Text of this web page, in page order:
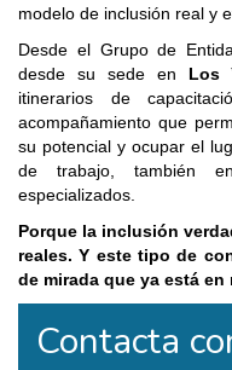
modelo de inclusión real y
Desde el Grupo de
desde su sede en Los
itinerarios de
acompañamiento que
su potencial y ocupar el
de trabajo, también
especializados.
Porque la inclusión
reales. Y este tipo de
de mirada que ya está en
Contacta